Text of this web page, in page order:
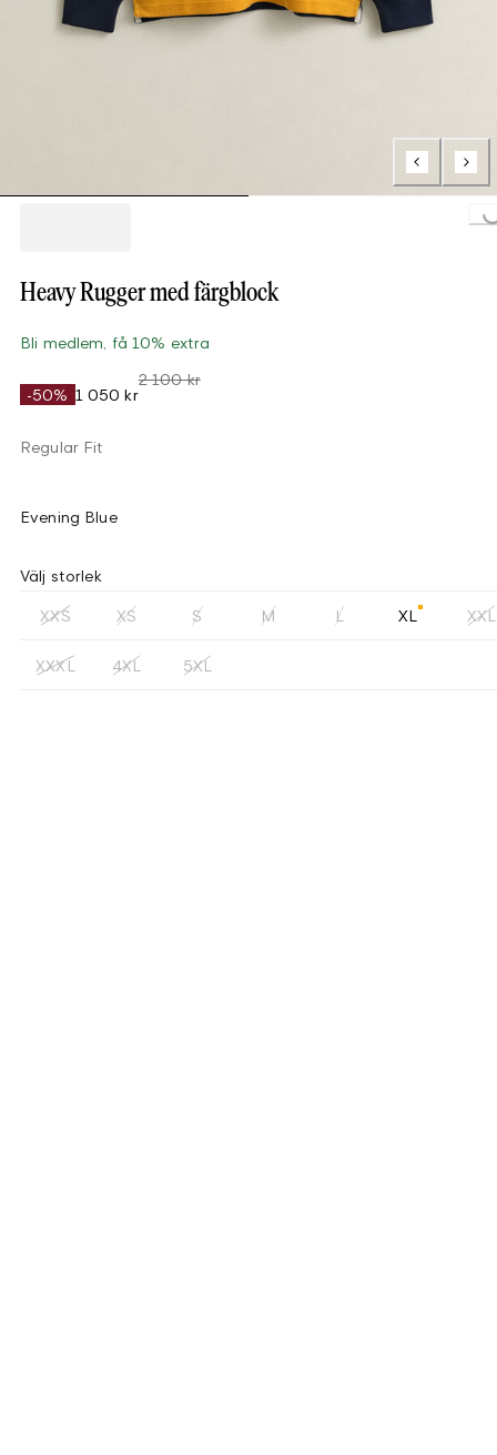
Loading...
Heavy Rugger med färgblock
Bli medlem, få 10% extra
-50% 1 050 kr
2 100 kr
Regular Fit
Evening Blue
Välj storlek
XXS XS S M L XL XXL
XXXL 4XL 5XL